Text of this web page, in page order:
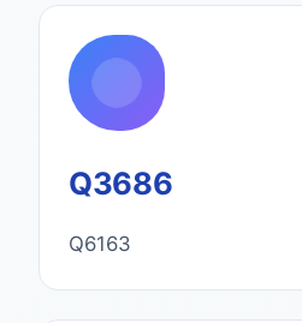
Q3686
Q6163